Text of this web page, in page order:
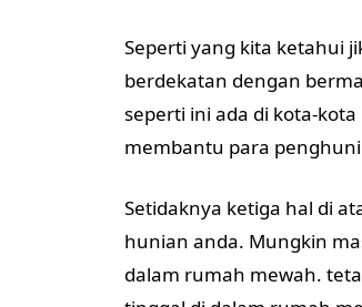
Seperti yang kita ketahui
berdekatan dengan
seperti ini ada di kota-
membantu para
Setidaknya ketiga hal di
hunian anda. Mungkin
dalam rumah mewah.